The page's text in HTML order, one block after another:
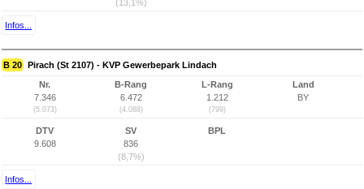
(13,1%)
Infos...
B 20 Pirach (St 2107) - KVP Gewerbepark Lindach
Nr.
7.346
(5.073)
B-Rang
6.472
(4.088)
L-Rang
1.212
(799)
Land
BY
DTV
9.608
SV
836
(8,7%)
BPL
Infos...